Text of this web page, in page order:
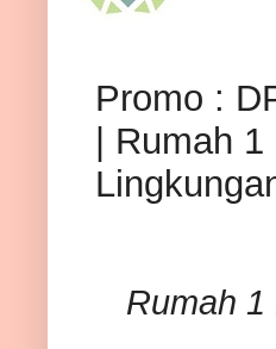
Promo :
| Rumah
Rumah 1